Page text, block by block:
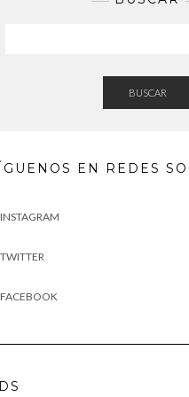
BUSCAR
EN REDES
INSTAGRAM
TWITTER
FACEBOOK